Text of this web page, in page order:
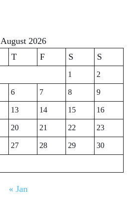
August 2026
T F S S
1
2
6 7 8
9
13 14 15
16
20 21 22
23
27 28 29
30
« Jan